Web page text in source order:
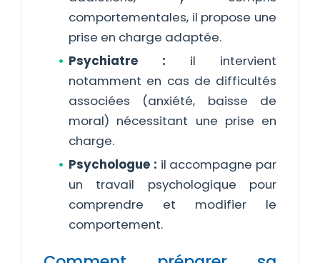
comportementales, il propose une
prise en charge adaptée.
Psychiatre : il intervient
notamment en cas de difficultés
associées (anxiété, baisse de
moral) nécessitant une prise en
charge.
Psychologue : il accompagne par
un travail psychologique pour
comprendre et modifier le
comportement.